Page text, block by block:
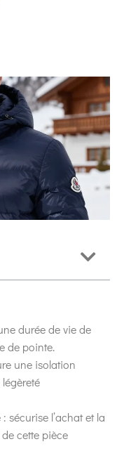
durée de vie de
de pointe.
une isolation
sécurise l’achat et la
cette pièce